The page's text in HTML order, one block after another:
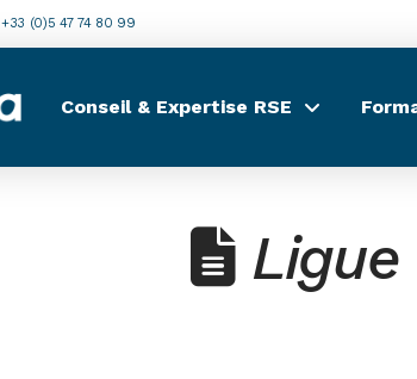
+33 (0)5 47 74 80 99
Conseil & Expertise RSE
Ligue